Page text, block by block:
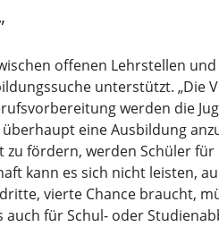
offenen Lehrstellen
unterstützt.
werden die
eine Ausbildung
fördern, werden Schüler
kann es sich nicht leisten,
vierte Chance braucht,
für Schul- oder